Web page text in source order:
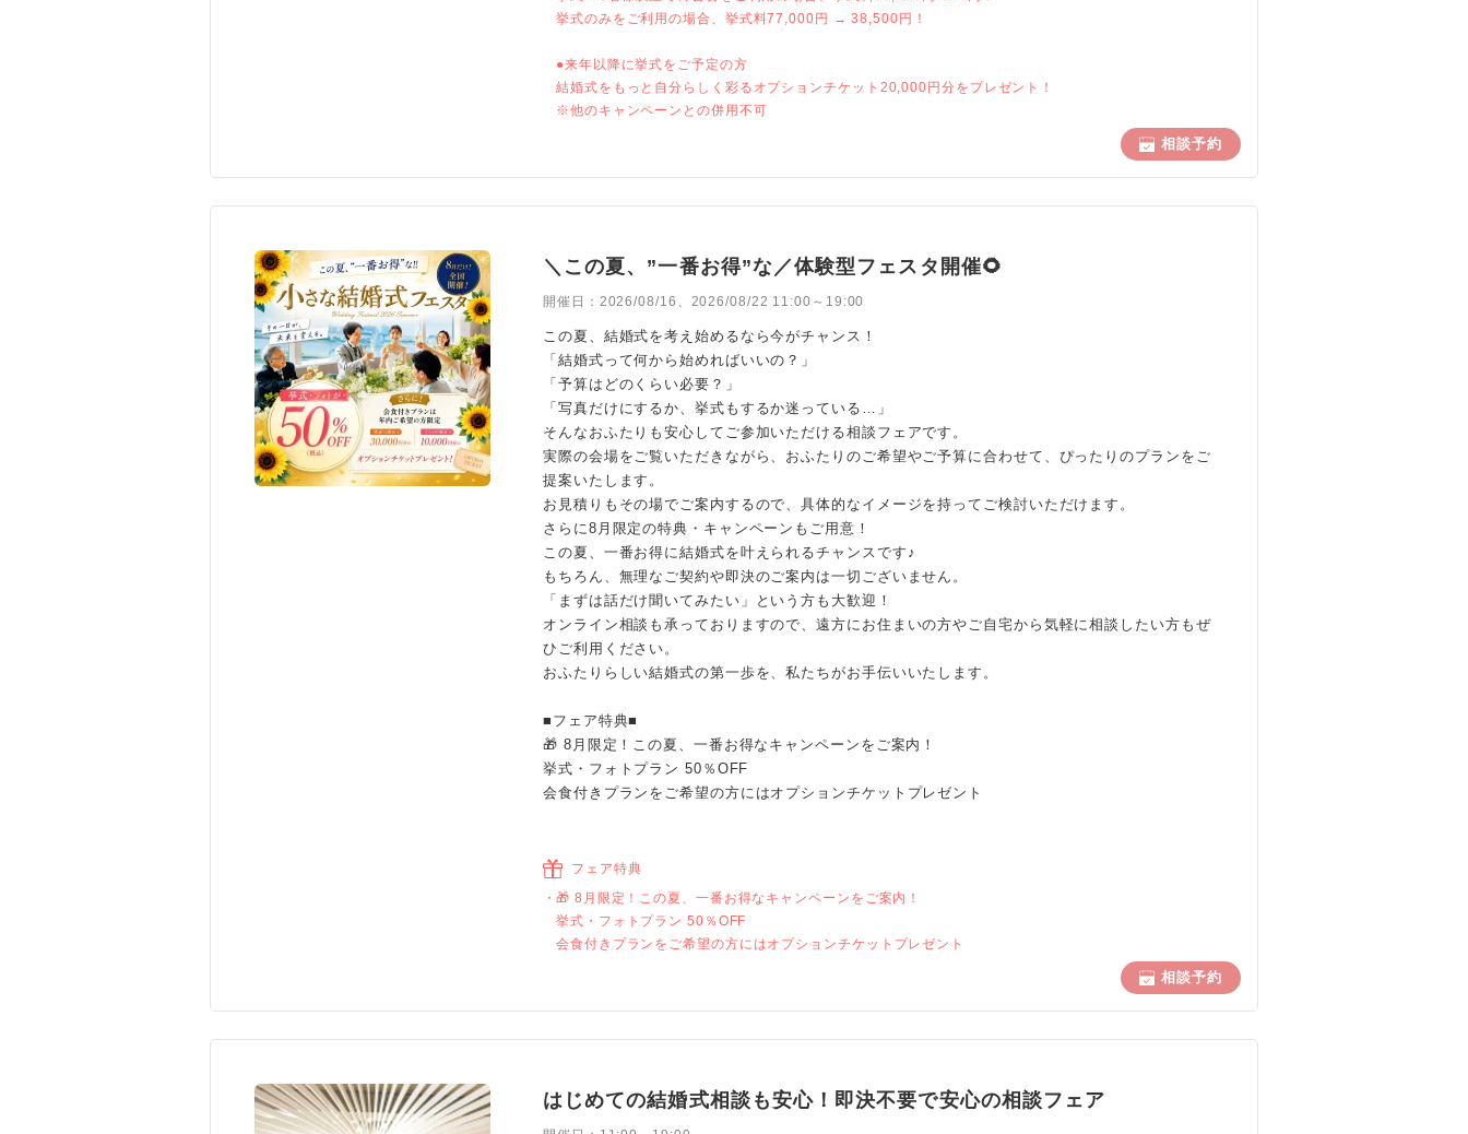
挙式のみをご利用の場合、挙式料77,000円 → 38,500円！
●来年以降に挙式をご予定の方
結婚式をもっと自分らしく彩るオプションチケット20,000円分をプレゼント！
※他のキャンペーンとの併用不可
相談予約
＼この夏、”一番お得”な／体験型フェスタ開催🌻
開催日： 2026/08/16、2026/08/22 11:00～19:00
この夏、結婚式を考え始めるなら今がチャンス！
「結婚式って何から始めればいいの？」
「予算はどのくらい必要？」
「写真だけにするか、挙式もするか迷っている…」
そんなおふたりも安心してご参加いただける相談フェアです。
実際の会場をご覧いただきながら、おふたりのご希望やご予算に合わせて、ぴったりのプランをご
提案いたします。
お見積りもその場でご案内するので、具体的なイメージを持ってご検討いただけます。
さらに8月限定の特典・キャンペーンもご用意！
この夏、一番お得に結婚式を叶えられるチャンスです♪
もちろん、無理なご契約や即決のご案内は一切ございません。
「まずは話だけ聞いてみたい」という方も大歓迎！
オンライン相談も承っておりますので、遠方にお住まいの方やご自宅から気軽に相談したい方もぜ
ひご利用ください。
おふたりらしい結婚式の第一歩を、私たちがお手伝いいたします。
■フェア特典■
🎁 8月限定！この夏、一番お得なキャンペーンをご案内！
挙式・フォトプラン 50％OFF
会食付きプランをご希望の方にはオプションチケットプレゼント
フェア特典
🎁 8月限定！この夏、一番お得なキャンペーンをご案内！
挙式・フォトプラン 50％OFF
会食付きプランをご希望の方にはオプションチケットプレゼント
相談予約
はじめての結婚式相談も安心！即決不要で安心の相談フェア